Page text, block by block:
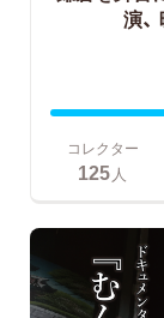
演、
コレクター
125 人